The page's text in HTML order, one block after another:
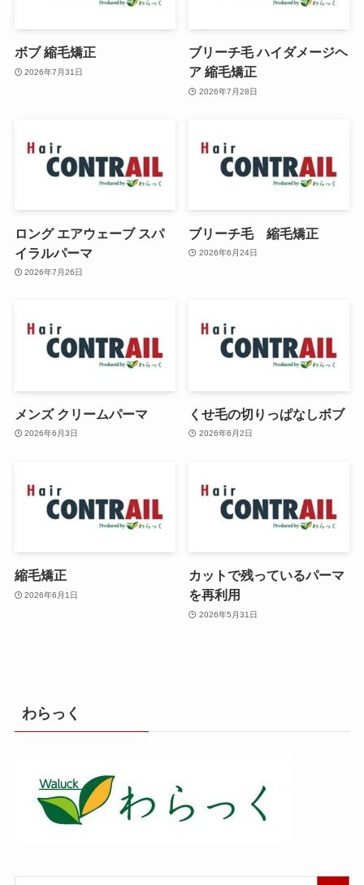
ボブ 縮毛矯正
2026年7月31日
ブリーチ毛 ハイダメージヘ
ア 縮毛矯正
2026年7月28日
ロング エアウェーブ スパ
イラルパーマ
2026年7月26日
ブリーチ毛 縮毛矯正
2026年6月24日
メンズ クリームパーマ
2026年6月3日
くせ毛の切りっぱなしボブ
2026年6月2日
縮毛矯正
2026年6月1日
カットで残っているパーマ
を再利用
2026年5月31日
わらっく